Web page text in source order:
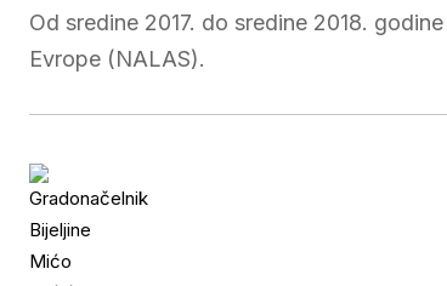
Od sredine 2017. do sredine 2018.
Evrope (NALAS).